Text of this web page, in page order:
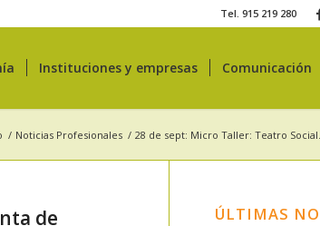
Tel. 915 219 280
Instituciones y empresas Comunicación
/ Noticias Profesionales / 28 de sept: Micro Taller: Teatro
de
ÚLTIMAS